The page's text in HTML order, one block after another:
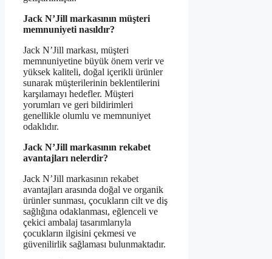
Jack N’Jill markasının müşteri
memnuniyeti nasıldır?
Jack N’Jill markası, müşteri
memnuniyetine büyük önem verir ve
yüksek kaliteli, doğal içerikli ürünler
sunarak müşterilerinin beklentilerini
karşılamayı hedefler. Müşteri
yorumları ve geri bildirimleri
genellikle olumlu ve memnuniyet
odaklıdır.
Jack N’Jill markasının rekabet
avantajları nelerdir?
Jack N’Jill markasının rekabet
avantajları arasında doğal ve organik
ürünler sunması, çocukların cilt ve diş
sağlığına odaklanması, eğlenceli ve
çekici ambalaj tasarımlarıyla
çocukların ilgisini çekmesi ve
güvenilirlik sağlaması bulunmaktadır.